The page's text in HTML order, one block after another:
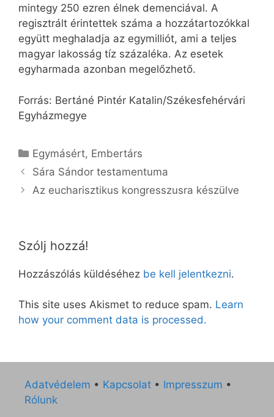
mintegy 250 ezren élnek de­menciával. A
regisztrált érintettek száma a hozzátartozókkal
együtt meghaladja az egymilliót, ami a teljes
magyar lakosság tíz százaléka. Az esetek
egyharmada azonban meg­előzhető.
Forrás: Bertáné Pintér Katalin/Székesfehérvári
Egyházmegye
Kategória
Egymásért, Embertárs
Sára Sándor testamentuma
Az eucharisztikus kongresszusra készülve
Szólj hozzá!
Hozzászólás küldéséhez be kell jelentkezni.
This site uses Akismet to reduce spam. Learn
how your comment data is processed.
Adatvédelem • Kapcsolat • Impresszum •
Rólunk